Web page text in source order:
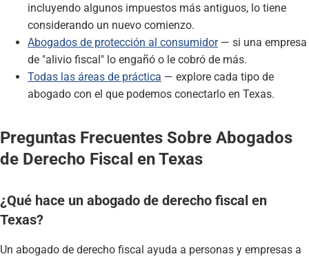
incluyendo algunos impuestos más antiguos, lo tiene
considerando un nuevo comienzo.
Abogados de protección al consumidor— si una empresa
de "alivio fiscal" lo engañó o le cobró de más.
Todas las áreas de práctica — explore cada tipo de
abogado con el que podemos conectarlo en Texas.
Preguntas Frecuentes Sobre Abogados
de Derecho Fiscal en Texas
¿Qué hace un abogado de derecho fiscal en
Texas?
Un abogado de derecho fiscal ayuda a personas y empresas a